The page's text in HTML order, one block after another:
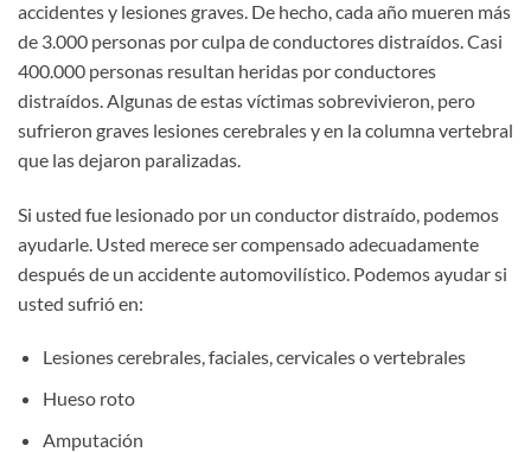
accidentes y lesiones graves. De hecho, cada año mueren más
de 3.000 personas por culpa de conductores distraídos. Casi
400.000 personas resultan heridas por conductores
distraídos. Algunas de estas víctimas sobrevivieron, pero
sufrieron graves lesiones cerebrales y en la columna vertebral
que las dejaron paralizadas.
Si usted fue lesionado por un conductor distraído, podemos
ayudarle. Usted merece ser compensado adecuadamente
después de un accidente automovilístico. Podemos ayudar si
usted sufrió en:
Lesiones cerebrales, faciales, cervicales o vertebrales
Hueso roto
Amputación